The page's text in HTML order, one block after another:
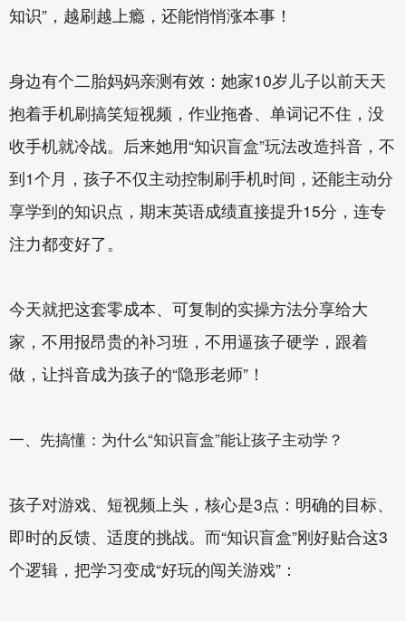
知识”，越刷越上瘾，还能悄悄涨本事！
身边有个二胎妈妈亲测有效：她家10岁儿子以前天天
抱着手机刷搞笑短视频，作业拖沓、单词记不住，没
收手机就冷战。后来她用“知识盲盒”玩法改造抖音，不
到1个月，孩子不仅主动控制刷手机时间，还能主动分
享学到的知识点，期末英语成绩直接提升15分，连专
注力都变好了。
今天就把这套零成本、可复制的实操方法分享给大
家，不用报昂贵的补习班，不用逼孩子硬学，跟着
做，让抖音成为孩子的“隐形老师”！
一、先搞懂：为什么“知识盲盒”能让孩子主动学？
孩子对游戏、短视频上头，核心是3点：明确的目标、
即时的反馈、适度的挑战。而“知识盲盒”刚好贴合这3
个逻辑，把学习变成“好玩的闯关游戏”：